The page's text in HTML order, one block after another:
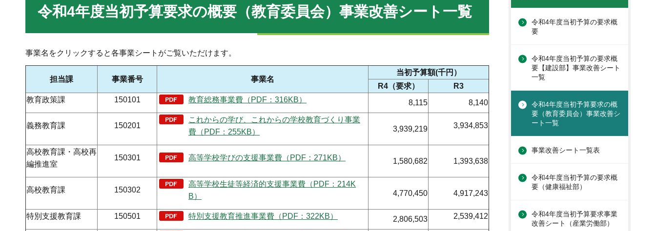
令和4年度当初予算要求の概要（教育委員会）事業改善シート一覧
事業名をクリックすると各事業シートがご覧いただけます。
担当課 事業番号 事業名
当初予算額(千円）
R4（要求）
R3
教育政策課
150101 教育総務事業費（PDF：316KB） 8,115 8,140
義務教育課 150201
これからの学び、これからの学校教育づくり事業
費（PDF：255KB）
3,939,219 3,934,853
高校教育課・高校再
編推進室
150301 高等学校学びの支援事業費（PDF：271KB） 1,580,682 1,393,638
高校教育課 150302
高等学校生徒等経済的支援事業費（PDF：214K
B）
4,770,450 4,917,243
特別支援教育課 150501 特別支援教育推進事業費（PDF：322KB） 2,806,503 2,539,412
令和4年度当初予算の要求概
要
令和4年度当初予算の要求概
要【建設部】事業改善シート
一覧
令和4年度当初予算要求の概
要（教育委員会）事業改善シ
ート一覧
事業改善シート一覧表
令和4年度当初予算の要求概
要（健康福祉部）
令和4年度当初予算要求事業
改善シート（産業労働部）